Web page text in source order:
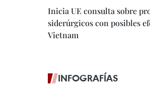
Inicia UE consulta sobre
siderúrgicos con posibles
Vietnam
INFOGRAFÍAS